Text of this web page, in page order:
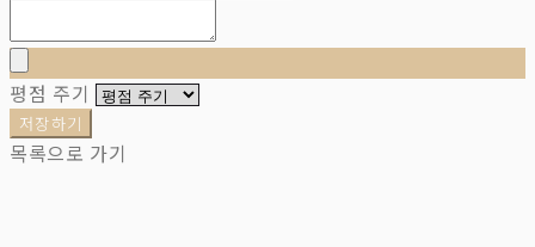
평점 주기
저장하기
목록으로 가기